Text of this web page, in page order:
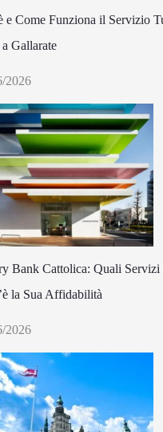
e Come Funziona il Servizio
Gallarate
2026
Bank Cattolica: Quali Servizi
la Sua Affidabilità
2026